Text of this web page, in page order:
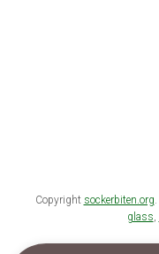
Copyright sockerbiten.org
glass